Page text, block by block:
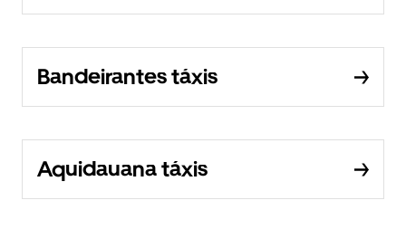
Bandeirantes táxis
Aquidauana táxis